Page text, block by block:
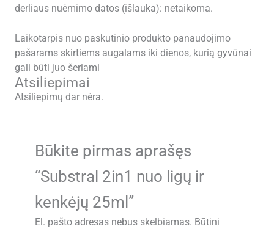
derliaus nuėmimo datos (išlauka): netaikoma.
Laikotarpis nuo paskutinio produkto panaudojimo
pašarams skirtiems augalams iki dienos, kurią gyvūnai
gali būti juo šeriami
Atsiliepimai
Atsiliepimų dar nėra.
Būkite pirmas aprašęs
“Substral 2in1 nuo ligų ir
kenkėjų 25ml”
El. pašto adresas nebus skelbiamas. Būtini